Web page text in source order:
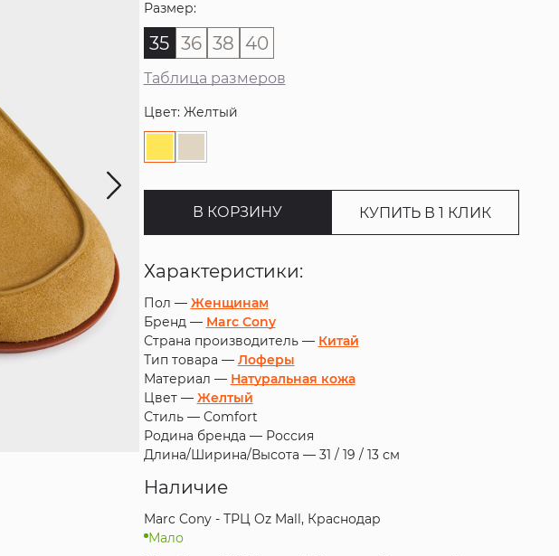
Размер:
35 36 38 40
Таблица размеров
Цвет: Желтый
В КОРЗИНУ КУПИТЬ В 1 КЛИК
Характеристики:
Пол — Женщинам
Бренд — Marc Cony
Страна производитель — Китай
Тип товара — Лоферы
Материал — Натуральная кожа
Цвет — Желтый
Стиль — Comfort
Родина бренда — Россия
Длина/Ширина/Высота — 31 / 19 / 13 см
Наличие
Marc Cony - ТРЦ Oz Mall, Краснодар
Мало